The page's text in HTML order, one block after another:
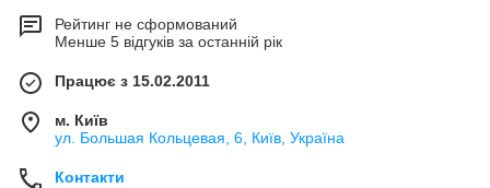
Рейтинг не сформований
Менше 5 відгуків за останній рік
Працює з 15.02.2011
м. Київ
ул. Большая Кольцевая, 6, Київ, Україна
Контакти